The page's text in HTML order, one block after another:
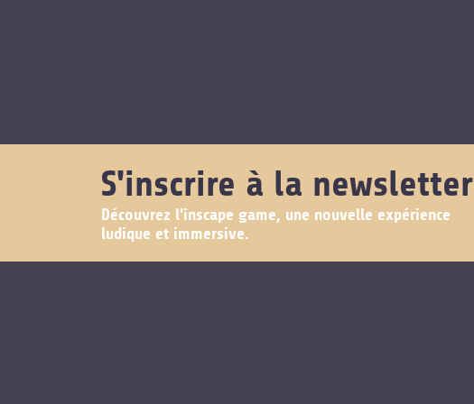
S'inscrire à la newsletter
Découvrez l’inscape game, une nouvelle expérience
ludique et immersive.